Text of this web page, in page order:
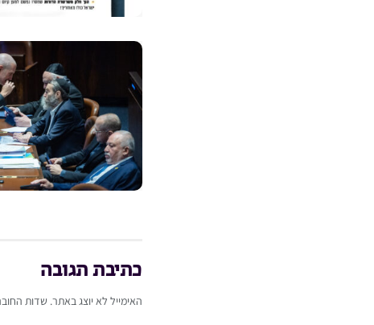
כתיבת תגובה
האימייל לא יוצג באתר. שדות